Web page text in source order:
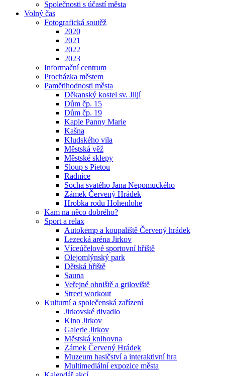
Společnosti s účastí města
Volný čas
Fotografická soutěž
2020
2021
2022
2023
Informační centrum
Procházka městem
Pamětihodnosti města
Děkanský kostel sv. Jiljí
Dům čp. 15
Dům čp. 19
Kaple Panny Marie
Kašna
Kludského vila
Městská věž
Městské sklepy
Sloup s Pietou
Radnice
Socha svatého Jana Nepomuckého
Zámek Červený Hrádek
Hrobka rodu Hohenlohe
Kam na něco dobrého?
Sport a relax
Autokemp a koupaliště Červený hrádek
Lezecká aréna Jirkov
Víceúčelové sportovní hřiště
Olejomlýnský park
Dětská hřiště
Sauna
Veřejné ohniště a griloviště
Street workout
Kulturní a společenská zařízení
Jirkovské divadlo
Kino Jirkov
Galerie Jirkov
Městská knihovna
Zámek Červený Hrádek
Muzeum hasičství a interaktivní hra
Multimediální expozice města